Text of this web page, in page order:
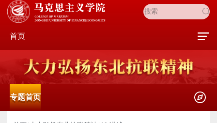
首页
专题首页